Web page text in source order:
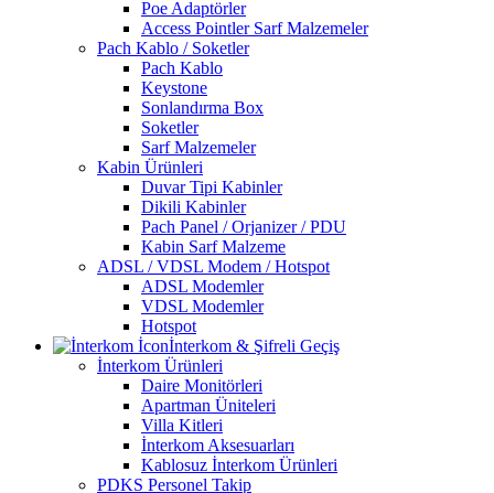
Poe Adaptörler
Access Pointler Sarf Malzemeler
Pach Kablo / Soketler
Pach Kablo
Keystone
Sonlandırma Box
Soketler
Sarf Malzemeler
Kabin Ürünleri
Duvar Tipi Kabinler
Dikili Kabinler
Pach Panel / Orjanizer / PDU
Kabin Sarf Malzeme
ADSL / VDSL Modem / Hotspot
ADSL Modemler
VDSL Modemler
Hotspot
İnterkom & Şifreli Geçiş
İnterkom Ürünleri
Daire Monitörleri
Apartman Üniteleri
Villa Kitleri
İnterkom Aksesuarları
Kablosuz İnterkom Ürünleri
PDKS Personel Takip